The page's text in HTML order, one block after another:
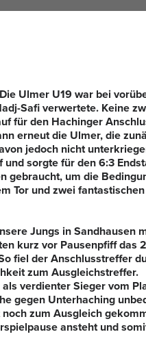
Ulmer U19 war bei
Safi verwertete. Keine
für den Hachinger
erneut die Ulmer, die
jedoch nicht
sorgte für den 6:3
gebraucht, um die
Tor und zwei
Jungs in
kurz vor Pausenpfiff
fiel der Anschlusstreffer
zum Ausgleichstreffer.
verdienter Sieger vom
gegen Unterhaching
zum Ausgleich
ansteht und